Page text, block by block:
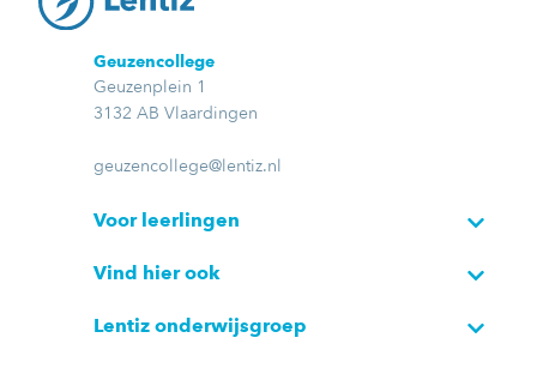
Geuzencollege
Geuzenplein 1
3132 AB Vlaardingen
geuzencollege@lentiz.nl
Voor leerlingen
Vind hier ook
Lentiz onderwijsgroep